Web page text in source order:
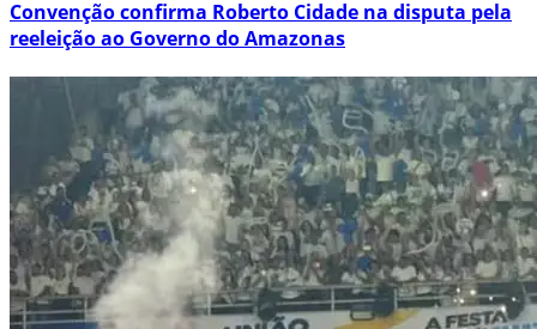
Convenção confirma Roberto Cidade na disputa pela
reeleição ao Governo do Amazonas